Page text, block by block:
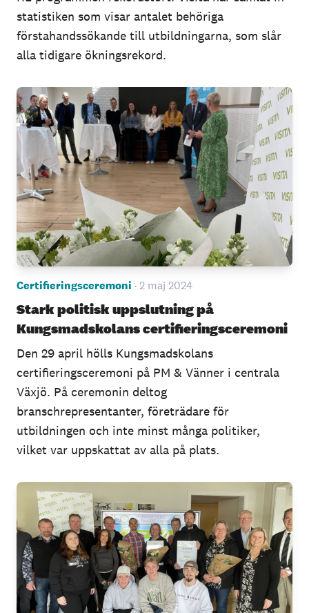
statistiken som visar antalet behöriga
förstahandssökande till utbildningarna, som slår
alla tidigare ökningsrekord.
Certifieringsceremoni · 2 maj 2024
Stark politisk uppslutning på
Kungsmadskolans certifieringsceremoni
Den 29 april hölls Kungsmadskolans
certifieringsceremoni på PM & Vänner i centrala
Växjö. På ceremonin deltog
branschrepresentanter, företrädare för
utbildningen och inte minst många politiker,
vilket var uppskattat av alla på plats.